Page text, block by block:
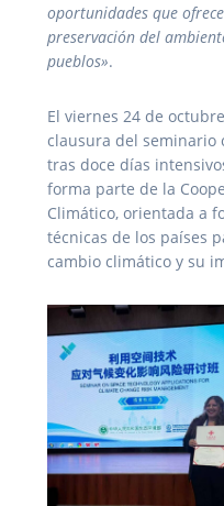
oportunidades que
preservación del
pueblos».
El viernes 24 de
clausura del seminario
tras doce días
forma parte de la
Climático, orientada a
técnicas de los países
cambio climático y su